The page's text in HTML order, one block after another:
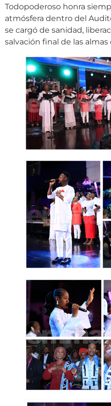
Todopoderoso honra
atmósfera dentro del
se cargó de sanidad,
salvación final de las almas